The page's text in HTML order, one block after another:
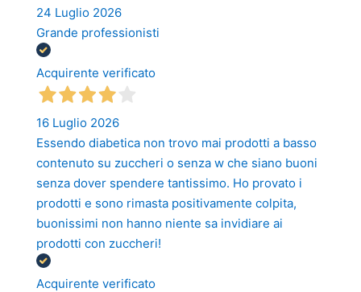
24 Luglio 2026
Grande professionisti
Acquirente verificato
16 Luglio 2026
Essendo diabetica non trovo mai prodotti a basso
contenuto su zuccheri o senza w che siano buoni
senza dover spendere tantissimo. Ho provato i
prodotti e sono rimasta positivamente colpita,
buonissimi non hanno niente sa invidiare ai
prodotti con zuccheri!
Acquirente verificato